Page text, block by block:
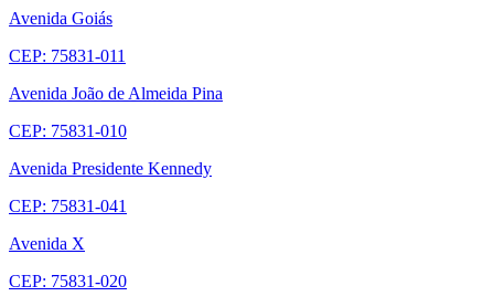
Avenida Goiás
CEP: 75831-011
Avenida João de Almeida Pina
CEP: 75831-010
Avenida Presidente Kennedy
CEP: 75831-041
Avenida X
CEP: 75831-020